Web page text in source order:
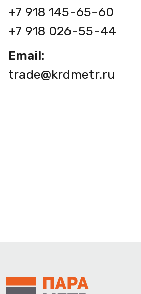
+7 918 145-65-60
+7 918 026-55-44
Email:
trade@krdmetr.ru